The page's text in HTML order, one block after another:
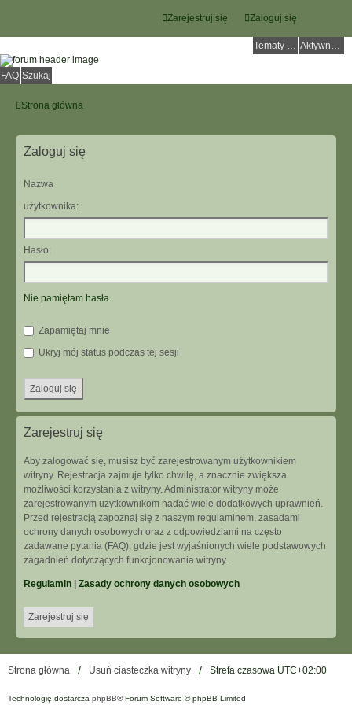
Zaloguj się
Zarejestruj się
Tematy bez odpowiedzi Aktywne tematy
FAQ Szukaj
Strona główna
Zaloguj się
Nazwa
użytkownika:
Hasło:
Nie pamiętam hasła
Zapamiętaj mnie
Ukryj mój status podczas tej sesji
Zarejestruj się
Aby zalogować się, musisz być zarejestrowanym użytkownikiem
witryny. Rejestracja zajmuje tylko chwilę, a znacznie zwiększa
możliwości korzystania z witryny. Administrator witryny może
zarejestrowanym użytkownikom nadać wiele dodatkowych uprawnień.
Przed rejestracją zapoznaj się z naszym regulaminem, zasadami
ochrony danych osobowych oraz z odpowiedziami na często
zadawane pytania (FAQ), gdzie jest wyjaśnionych wiele podstawowych
zagadnień dotyczących funkcjonowania witryny.
Regulamin Zasady ochrony danych osobowych
Zarejestruj się
Strona główna Usuń ciasteczka witryny Strefa czasowa UTC+02:00
Technologię dostarcza phpBB® Forum Software © phpBB Limited